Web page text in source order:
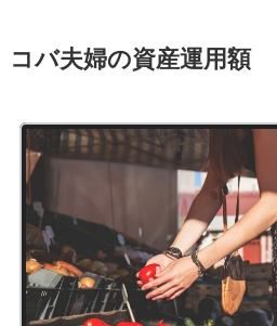
コバ夫婦の資産運用額